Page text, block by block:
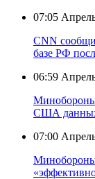
07:05
CNN
базе РФ
06:59
Минобороны
США данных
07:00